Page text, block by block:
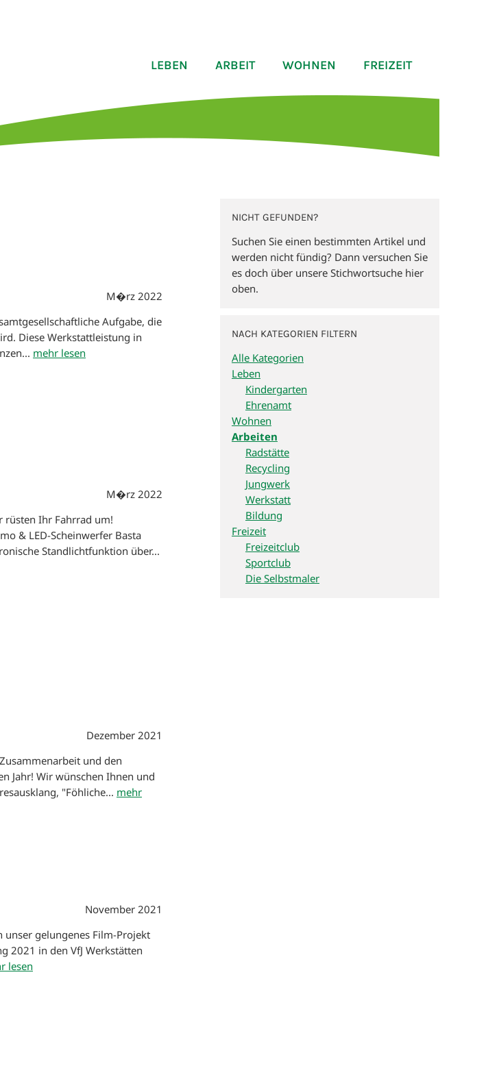
LEBEN ARBEIT WOHNEN FREIZEIT
M�rz 2022
Aufgabe, die
Diese Werkstattleistung in
mehr lesen
M�rz 2022
rüsten Ihr Fahrrad um!
& LED-Scheinwerfer Basta
Standlichtfunktion über...
Dezember 2021
und den
Jahr! Wir wünschen Ihnen und
"Föhliche... mehr
November 2021
unser gelungenes Film-Projekt
2021 in den VfJ Werkstätten
lesen
NICHT GEFUNDEN?
Suchen Sie einen bestimmten Artikel und
werden nicht fündig? Dann versuchen Sie
es doch über unsere Stichwortsuche hier
oben.
NACH KATEGORIEN FILTERN
Alle Kategorien
Leben
Kindergarten
Ehrenamt
Wohnen
Arbeiten
Radstätte
Recycling
Jungwerk
Werkstatt
Bildung
Freizeit
Freizeitclub
Sportclub
Die Selbstmaler